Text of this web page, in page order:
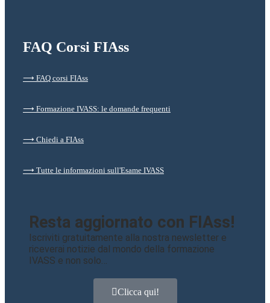
FAQ Corsi FIAss
⟶ FAQ corsi FIAss
⟶ Formazione IVASS: le domande frequenti
⟶ Chiedi a FIAss
⟶ Tutte le informazioni sull'Esame IVASS
Resta aggiornato con FIAss!
Iscriviti gratuitamente alla nostra newsletter e
riceverai notizie dal mondo della formazione
IVASS e non solo…
Clicca qui!